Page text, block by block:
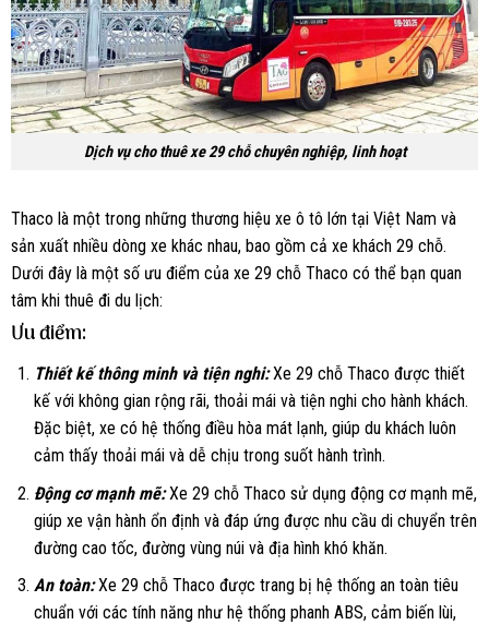
Dịch vụ cho thuê xe 29 chỗ chuyên nghiệp, linh hoạt
Thaco là một trong những thương hiệu xe ô tô lớn tại Việt Nam và
sản xuất nhiều dòng xe khác nhau, bao gồm cả xe khách 29 chỗ.
Dưới đây là một số ưu điểm của xe 29 chỗ Thaco có thể bạn quan
tâm khi thuê đi du lịch:
Ưu điểm:
Thiết kế thông minh và tiện nghi:Xe 29 chỗ Thaco được thiết
kế với không gian rộng rãi, thoải mái và tiện nghi cho hành khách.
Đặc biệt, xe có hệ thống điều hòa mát lạnh, giúp du khách luôn
cảm thấy thoải mái và dễ chịu trong suốt hành trình.
Động cơ mạnh mẽ:Xe 29 chỗ Thaco sử dụng động cơ mạnh mẽ,
giúp xe vận hành ổn định và đáp ứng được nhu cầu di chuyển trên
đường cao tốc, đường vùng núi và địa hình khó khăn.
An toàn: Xe 29 chỗ Thaco được trang bị hệ thống an toàn tiêu
chuẩn với các tính năng như hệ thống phanh ABS, cảm biến lùi,